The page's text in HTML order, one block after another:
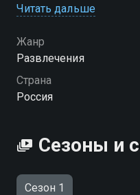
посещают? Как
развлекаются, где и
Читать дальше
Жанр
Развлечения
Страна
Россия
Сезоны и
Сезон 1